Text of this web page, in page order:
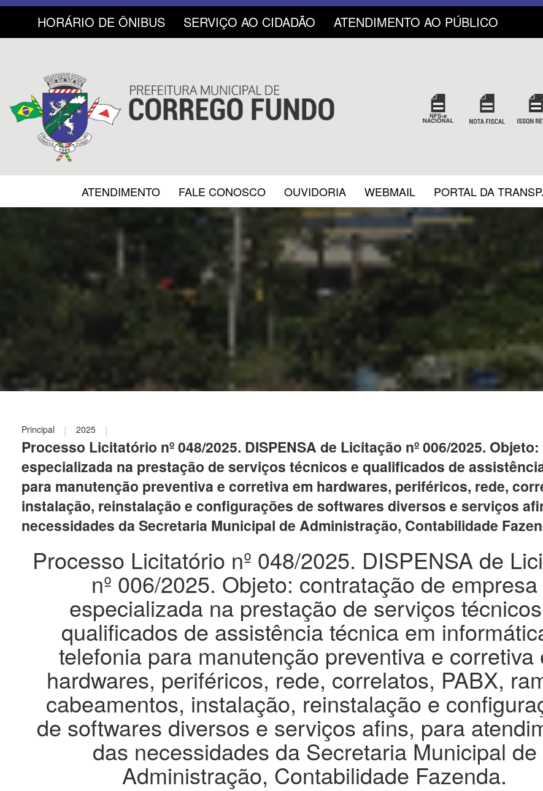
HORÁRIO DE ÔNIBUS SERVIÇO AO CIDADÃO ATENDIMENTO AO PÚBLICO
ATENDIMENTO FALE CONOSCO OUVIDORIA WEBMAIL PORTAL DA
Principal | 2025 |
Processo Licitatório nº 048/2025. DISPENSA de Licitação nº 006/2025.
especializada na prestação de serviços técnicos e qualificados de
para manutenção preventiva e corretiva em hardwares, periféricos, rede,
instalação, reinstalação e configurações de softwares diversos e serviços
necessidades da Secretaria Municipal de Administração, Contabilidade
Processo Licitatório nº 048/2025. DISPENSA de
nº 006/2025. Objeto: contratação de empresa
especializada na prestação de serviços
qualificados de assistência técnica em
telefonia para manutenção preventiva e corretiva
hardwares, periféricos, rede, correlatos, PABX,
cabeamentos, instalação, reinstalação e
de softwares diversos e serviços afins, para
das necessidades da Secretaria Municipal de
Administração, Contabilidade Fazenda.